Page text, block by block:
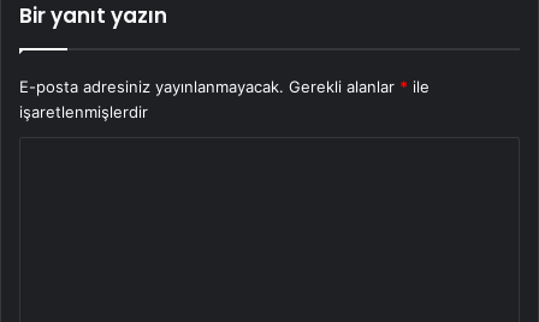
Bir yanıt yazın
E-posta adresiniz yayınlanmayacak. Gerekli alanlar * ile
işaretlenmişlerdir